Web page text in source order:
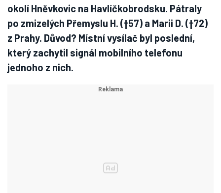
okolí Hněvkovic na Havlíčkobrodsku. Pátraly
po zmizelých Přemyslu H. (†57) a Marii D. (†72)
z Prahy. Důvod? Místní vysílač byl poslední,
který zachytil signál mobilního telefonu
jednoho z nich.